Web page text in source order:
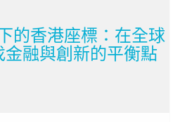
的香港座標：在全球
融與創新的平衡點